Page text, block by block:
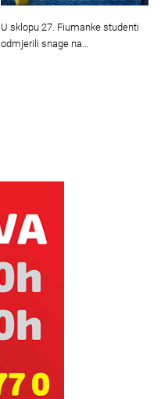
U sklopu 27. Fiumanke studenti
odmjerili snage na…